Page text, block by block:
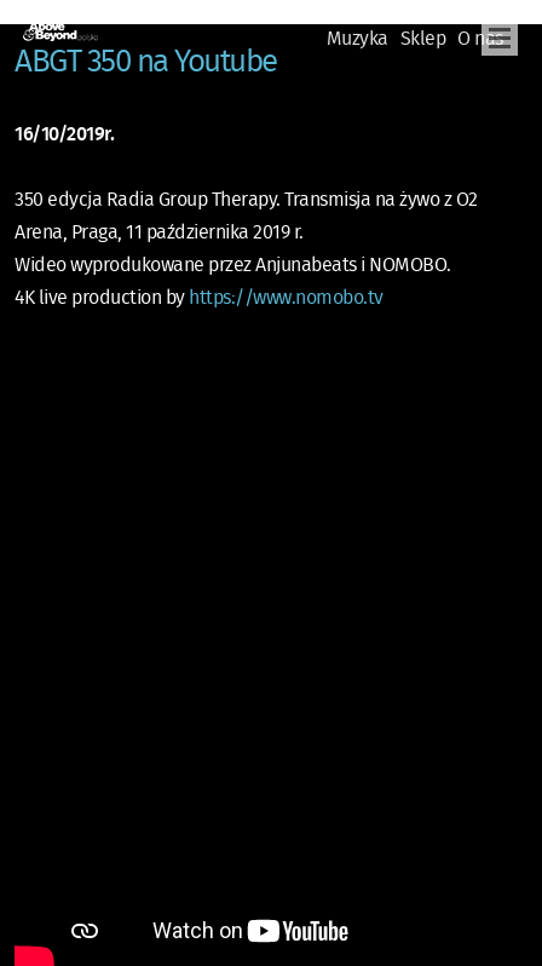
Muzyka Sklep O nas
ABGT 350 na Youtube
16/10/2019r.
350 edycja Radia Group Therapy. Transmisja na żywo z O2
Arena, Praga, 11 października 2019 r.
Wideo wyprodukowane przez Anjunabeats i NOMOBO.
4K live production byhttps://www.nomobo.tv